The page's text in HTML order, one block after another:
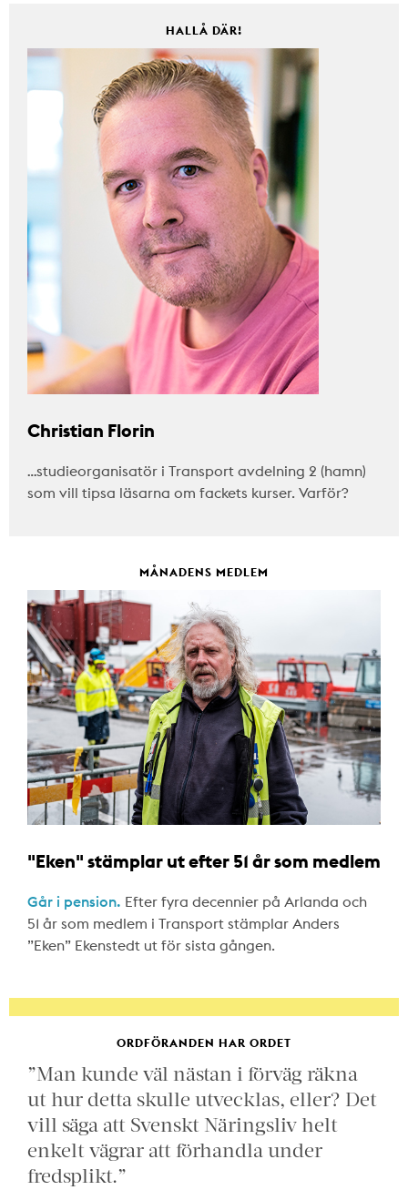
HALLÅ DÄR!
Christian Florin
…studieorganisatör i Transport avdelning 2 (hamn)
som vill tipsa läsarna om fackets kurser. Varför?
MÅNADENS MEDLEM
"Eken" stämplar ut efter 51 år som medlem
Går i pension. Efter fyra decennier på Arlanda och
51 år som medlem i Transport stämplar Anders
”Eken” Ekenstedt ut för sista gången.
ORDFÖRANDEN HAR ORDET
”Man kunde väl nästan i förväg räkna
ut hur detta skulle utvecklas, eller? Det
vill säga att Svenskt Näringsliv helt
enkelt vägrar att förhandla under
fredsplikt.”